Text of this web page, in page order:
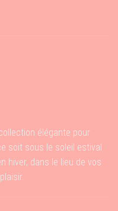
élégante pour
soit sous le soleil estival
hiver, dans le lieu de vos